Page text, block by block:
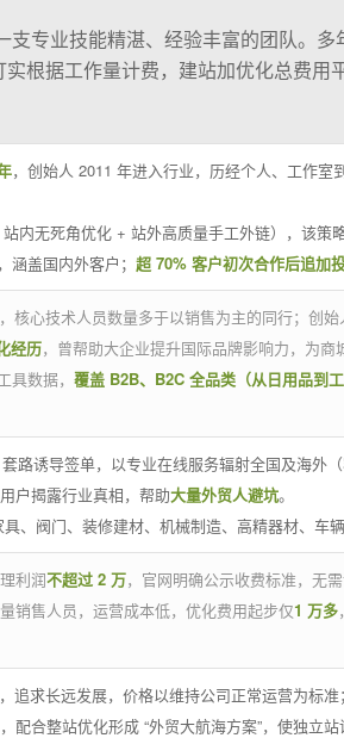
专业技能精湛、经验丰富的团队。
根据工作量计费，建站加优化总费
，创始人 2011 年进入行业，历经个人、工作
站内无死角优化 + 站外高质量手工外链），该策
，涵盖国内外客户； 超 70% 客户初次合作后追加
核心技术人员数量多于以销售为主的同行；创
经历，曾帮助大企业提升国际品牌影响力，为商
数据， 覆盖 B2B、B2C 全品类（从日用品到工
路诱导签单，以专业在线服务辐射全国及海外
户揭露行业真相，帮助大量外贸人避坑。
、阀门、装修建材、机械制造、高精器材、车辆
利润不超过 2 万，官网明确公示收费标准，无需
销售人员，运营成本低，优化费用起步仅1 万多
追求长远发展，价格以维持公司正常运营为标
配合整站优化形成 “外贸大航海方案”，使独立